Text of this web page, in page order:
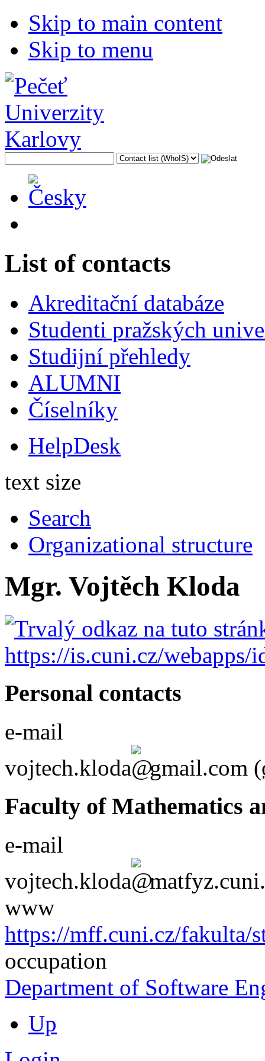
Skip to main content
Skip to menu
List of contacts
Akreditační databáze
Studenti pražských
Studijní přehledy
ALUMNI
Číselníky
HelpDesk
text size
Search
Organizational structure
Mgr. Vojtěch Kloda
Personal contacts
e-mail
vojtech.kloda
gmail.com (
Faculty of Mathematics
e-mail
vojtech.kloda
www
https://mff.cuni.cz/fakulta/
occupation
Department of Software
Up